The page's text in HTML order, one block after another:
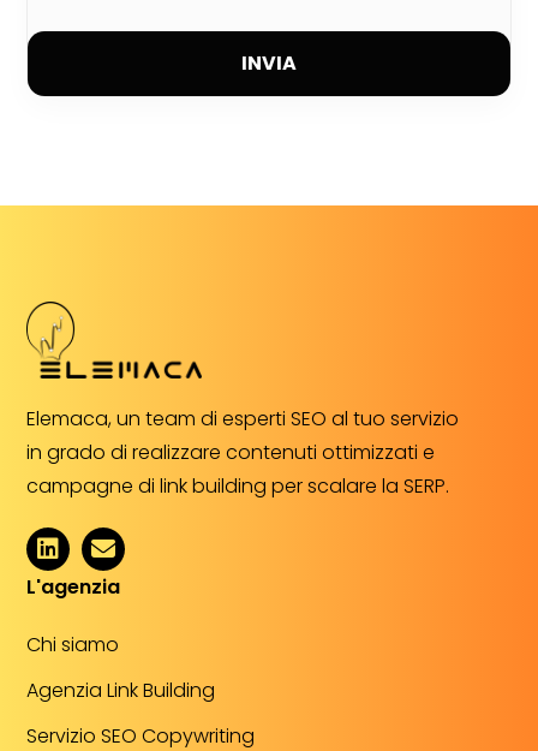
INVIA
Elemaca, un team di esperti SEO al tuo servizio
in grado di realizzare contenuti ottimizzati e
campagne di link building per scalare la SERP.
L'agenzia
Chi siamo
Agenzia Link Building
Servizio SEO Copywriting